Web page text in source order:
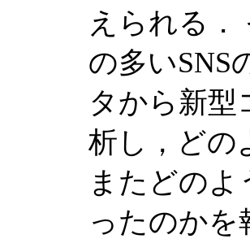
えられる．
の多いSNS
タから新型
析し，どの
またどのよ
ったのかを